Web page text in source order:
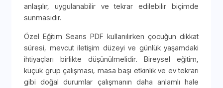
anlaşılır, uygulanabilir ve tekrar edilebilir biçimde
sunmasıdır.
Özel Eğitim Seans PDF kullanılırken çocuğun dikkat
süresi, mevcut iletişim düzeyi ve günlük yaşamdaki
ihtiyaçları birlikte düşünülmelidir. Bireysel eğitim,
küçük grup çalışması, masa başı etkinlik ve ev tekrarı
gibi doğal durumlar çalışmanın daha anlamlı hale